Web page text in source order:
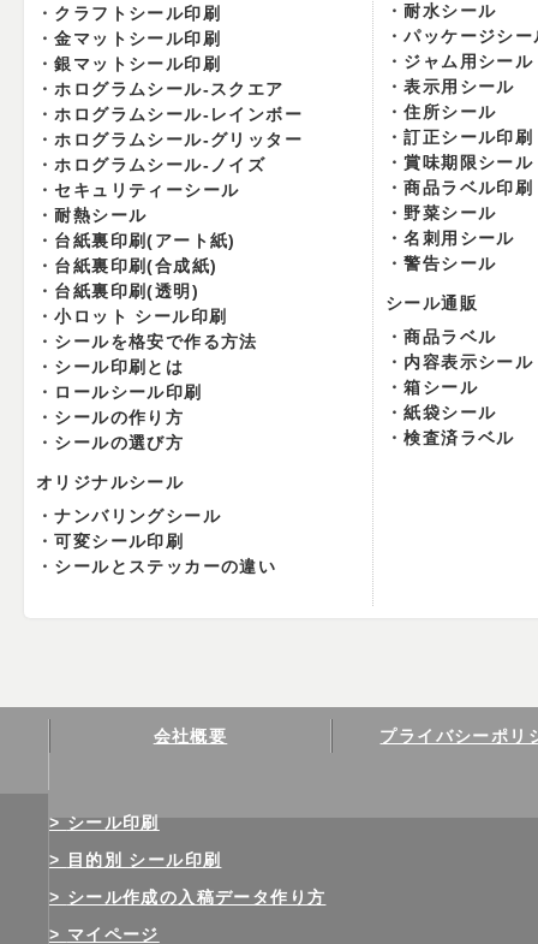
クラフトシール印刷
金マットシール印刷
銀マットシール印刷
ホログラムシール-スクエア
ホログラムシール-レインボー
ホログラムシール-グリッター
ホログラムシール-ノイズ
セキュリティーシール
耐熱シール
台紙裏印刷(アート紙)
台紙裏印刷(合成紙)
台紙裏印刷(透明)
小ロット シール印刷
シールを格安で作る方法
シール印刷とは
ロールシール印刷
シールの作り方
シールの選び方
オリジナルシール
ナンバリングシール
可変シール印刷
シールとステッカーの違い
耐水シール
パッケージシー
ジャム用シール
表示用シール
住所シール
訂正シール印刷
賞味期限シール
商品ラベル印刷
野菜シール
名刺用シール
警告シール
シール通販
商品ラベル
内容表示シール
箱シール
紙袋シール
検査済ラベル
会社概要 プライバシーポリ
シール印刷
目的別 シール印刷
シール作成の入稿データ作り方
マイページ